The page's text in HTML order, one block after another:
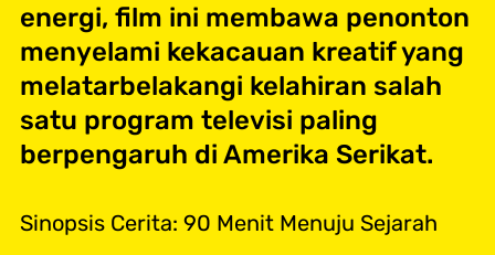
energi, film ini membawa penonton
menyelami kekacauan kreatif yang
melatarbelakangi kelahiran salah
satu program televisi paling
berpengaruh di Amerika Serikat.
Sinopsis Cerita: 90 Menit Menuju Sejarah